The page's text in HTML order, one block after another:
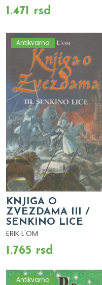
1.471 rsd
Antikvarna
KNJIGA O
ZVEZDAMA III /
SENKINO LICE
ERIK L'OM
1.765 rsd
Antikvarna